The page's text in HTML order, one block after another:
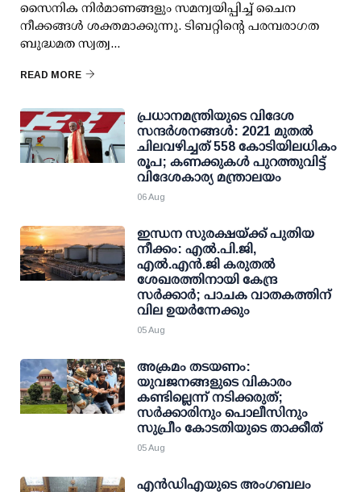
സൈനിക നിര്‍മാണങ്ങളും സമന്വയിപ്പിച്ച് ചൈന
നീക്കങ്ങള്‍ ശക്തമാക്കുന്നു. ടിബറ്റിന്റെ പരമ്പരാഗത
ബുദ്ധമത സ്വത്വ...
READ MORE
പ്രധാനമന്ത്രിയുടെ വിദേശ
സന്ദർശനങ്ങൾ: 2021 മുതൽ
ചിലവഴിച്ചത് 558 കോടിയിലധികം
രൂപ; കണക്കുകൾ പുറത്തുവിട്ട്
വിദേശകാര്യ മന്ത്രാലയം
06 Aug
ഇന്ധന സുരക്ഷയ്ക്ക് പുതിയ
നീക്കം: എല്‍.പി.ജി,
എല്‍.എന്‍.ജി കരുതല്‍
ശേഖരത്തിനായി കേന്ദ്ര
സര്‍ക്കാര്‍; പാചക വാതകത്തിന്
വില ഉയര്‍ന്നേക്കും
05 Aug
അക്രമം തടയണം:
യുവജനങ്ങളുടെ വികാരം
കണ്ടില്ലെന്ന് നടിക്കരുത്;
സര്‍ക്കാരിനും പൊലീസിനും
സുപ്രീം കോടതിയുടെ താക്കീത്
05 Aug
എന്‍ഡിഎയുടെ അംഗബലം